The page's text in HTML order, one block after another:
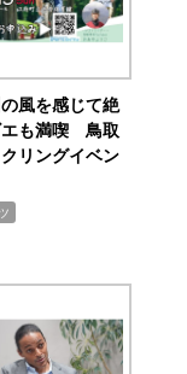
風を感じて絶
エも満喫 鳥取
リングイベン